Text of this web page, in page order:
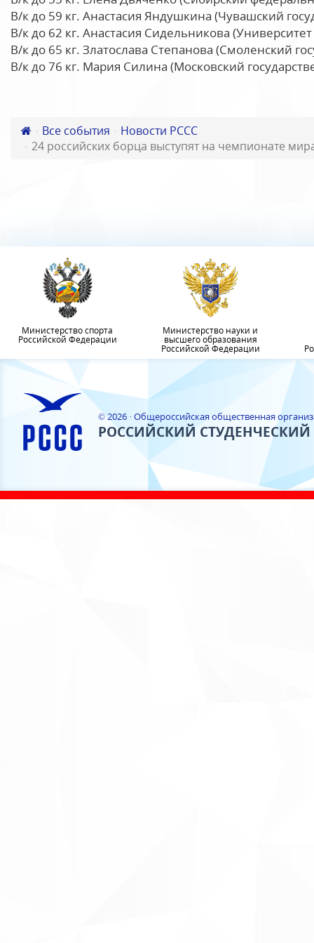
В/к до 59 кг. Анастасия Яндушкина (Чувашский
В/к до 62 кг. Анастасия Сидельникова
В/к до 65 кг. Златослава Степанова (Смоленский
В/к до 76 кг. Мария Силина (Московский
Все события
Новости РССС
24 российских борца выступят на чемпионате
Министерство спорта
Российской Федерации
Министерство науки и
высшего образования
Российской Федерации
© 2026 · Общероссийская общественная
РОССИЙСКИЙ